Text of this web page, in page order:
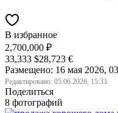
В избранное
2,700,000 ₽
33,333 $28,723 €
Размещено: 16 мая 2026,
Редактировано: 05.06.2026, 15:33
Поделиться
8 фотографий